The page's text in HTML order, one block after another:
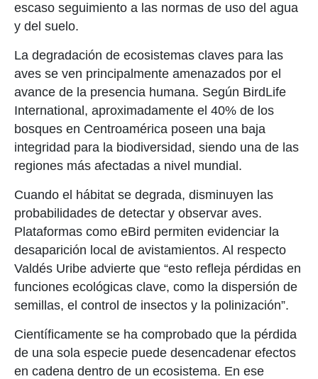
escaso seguimiento a las normas de uso del agua
y del suelo.
La degradación de ecosistemas claves para las
aves se ven principalmente amenazados por el
avance de la presencia humana. Según BirdLife
International, aproximadamente el 40% de los
bosques en Centroamérica poseen una baja
integridad para la biodiversidad, siendo una de las
regiones más afectadas a nivel mundial.
Cuando el hábitat se degrada, disminuyen las
probabilidades de detectar y observar aves.
Plataformas como eBird permiten evidenciar la
desaparición local de avistamientos. Al respecto
Valdés Uribe advierte que “esto refleja pérdidas en
funciones ecológicas clave, como la dispersión de
semillas, el control de insectos y la polinización”.
Científicamente se ha comprobado que la pérdida
de una sola especie puede desencadenar efectos
en cadena dentro de un ecosistema. En ese